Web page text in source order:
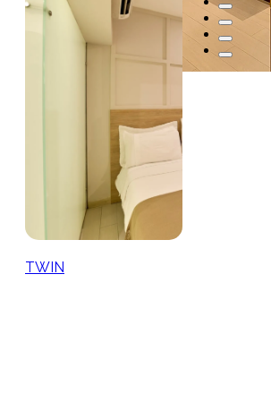
TWIN